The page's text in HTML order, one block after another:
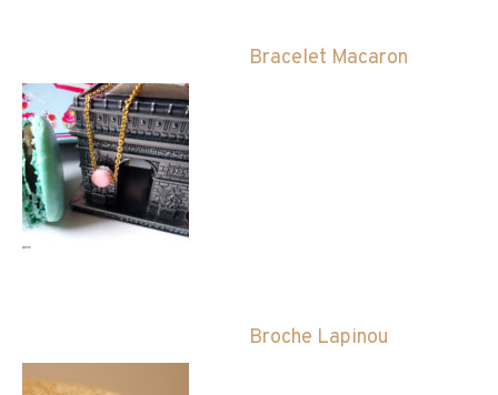
Bracelet Macaron
Broche Lapinou